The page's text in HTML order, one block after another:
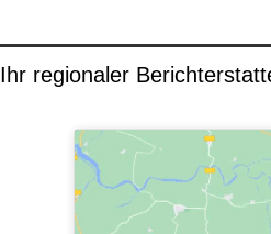
Ihr regionaler